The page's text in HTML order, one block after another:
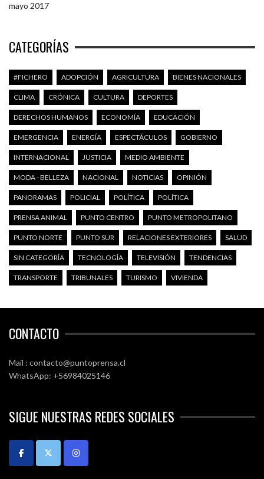
mayo 2017
CATEGORÍAS
#FICHERO ADOPCIÓN AGRICULTURA BIENES NACIONALES
CLIMA CRÓNICA CULTURA DEPORTES
DERECHOS HUMANOS ECONOMÍA EDUCACIÓN
EMERGENCIA ENERGÍA ESPECTÁCULOS GOBIERNO
INTERNACIONAL JUSTICIA MEDIO AMBIENTE
MODA - BELLEZA NACIONAL NOTICIAS OPINIÓN
PANORAMAS POLICIAL POLÍTICA POLÍTICA
PRENSA ANIMAL PUNTO CENTRO PUNTO METROPOLITANO
PUNTO NORTE PUNTO SUR RELACIONES EXTERIORES SALUD
SIN CATEGORÍA TECNOLOGÍA TELEVISIÓN TENDENCIAS
TRANSPORTE TRIBUNALES TURISMO VIVIENDA
CONTACTO
Mail : contacto@puntoprensa.cl
WhatsApp: +56984025146
SIGUE NUESTRAS REDES SOCIALES